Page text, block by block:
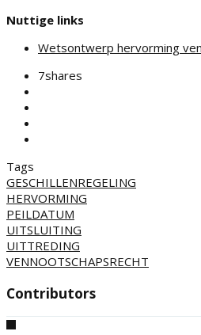
Nuttige links
Wetsontwerp hervorming
7shares
Tags
GESCHILLENREGELING
HERVORMING
PEILDATUM
UITSLUITING
UITTREDING
VENNOOTSCHAPSRECHT
Contributors